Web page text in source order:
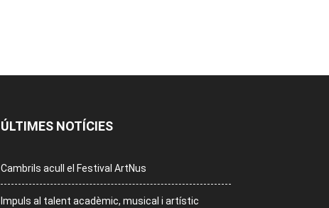
ÚLTIMES NOTÍCIES
Cambrils acull el Festival ArtNus
Impuls al talent acadèmic, musical i artístic